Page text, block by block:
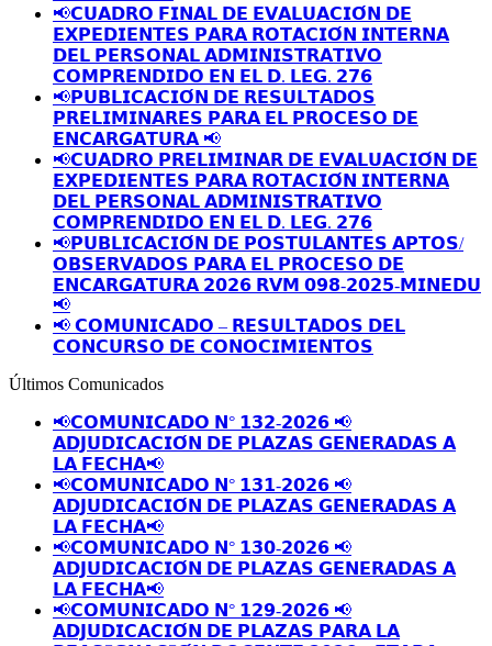
📢𝗖𝗨𝗔𝗗𝗥𝗢 𝗙𝗜𝗡𝗔𝗟 𝗗𝗘 𝗘𝗩𝗔𝗟𝗨𝗔𝗖𝗜𝗢́𝗡 𝗗𝗘
𝗘𝗫𝗣𝗘𝗗𝗜𝗘𝗡𝗧𝗘𝗦 𝗣𝗔𝗥𝗔 𝗥𝗢𝗧𝗔𝗖𝗜𝗢́𝗡 𝗜𝗡𝗧𝗘𝗥𝗡𝗔
𝗗𝗘𝗟 𝗣𝗘𝗥𝗦𝗢𝗡𝗔𝗟 𝗔𝗗𝗠𝗜𝗡𝗜𝗦𝗧𝗥𝗔𝗧𝗜𝗩𝗢
𝗖𝗢𝗠𝗣𝗥𝗘𝗡𝗗𝗜𝗗𝗢 𝗘𝗡 𝗘𝗟 𝗗. 𝗟𝗘𝗚. 𝟮𝟳𝟲
📢𝗣𝗨𝗕𝗟𝗜𝗖𝗔𝗖𝗜𝗢́𝗡 𝗗𝗘 𝗥𝗘𝗦𝗨𝗟𝗧𝗔𝗗𝗢𝗦
𝗣𝗥𝗘𝗟𝗜𝗠𝗜𝗡𝗔𝗥𝗘𝗦 𝗣𝗔𝗥𝗔 𝗘𝗟 𝗣𝗥𝗢𝗖𝗘𝗦𝗢 𝗗𝗘
𝗘𝗡𝗖𝗔𝗥𝗚𝗔𝗧𝗨𝗥𝗔 📢
📢𝗖𝗨𝗔𝗗𝗥𝗢 𝗣𝗥𝗘𝗟𝗜𝗠𝗜𝗡𝗔𝗥 𝗗𝗘 𝗘𝗩𝗔𝗟𝗨𝗔𝗖𝗜𝗢́𝗡 𝗗𝗘
𝗘𝗫𝗣𝗘𝗗𝗜𝗘𝗡𝗧𝗘𝗦 𝗣𝗔𝗥𝗔 𝗥𝗢𝗧𝗔𝗖𝗜𝗢́𝗡 𝗜𝗡𝗧𝗘𝗥𝗡𝗔
𝗗𝗘𝗟 𝗣𝗘𝗥𝗦𝗢𝗡𝗔𝗟 𝗔𝗗𝗠𝗜𝗡𝗜𝗦𝗧𝗥𝗔𝗧𝗜𝗩𝗢
𝗖𝗢𝗠𝗣𝗥𝗘𝗡𝗗𝗜𝗗𝗢 𝗘𝗡 𝗘𝗟 𝗗. 𝗟𝗘𝗚. 𝟮𝟳𝟲
📢𝗣𝗨𝗕𝗟𝗜𝗖𝗔𝗖𝗜𝗢́𝗡 𝗗𝗘 𝗣𝗢𝗦𝗧𝗨𝗟𝗔𝗡𝗧𝗘𝗦 𝗔𝗣𝗧𝗢𝗦/
𝗢𝗕𝗦𝗘𝗥𝗩𝗔𝗗𝗢𝗦 𝗣𝗔𝗥𝗔 𝗘𝗟 𝗣𝗥𝗢𝗖𝗘𝗦𝗢 𝗗𝗘
𝗘𝗡𝗖𝗔𝗥𝗚𝗔𝗧𝗨𝗥𝗔 𝟮𝟬𝟮𝟲 𝗥𝗩𝗠 𝟬𝟵𝟴-𝟮𝟬𝟮𝟱-𝗠𝗜𝗡𝗘𝗗𝗨
📢
📢 𝗖𝗢𝗠𝗨𝗡𝗜𝗖𝗔𝗗𝗢 – 𝗥𝗘𝗦𝗨𝗟𝗧𝗔𝗗𝗢𝗦 𝗗𝗘𝗟
𝗖𝗢𝗡𝗖𝗨𝗥𝗦𝗢 𝗗𝗘 𝗖𝗢𝗡𝗢𝗖𝗜𝗠𝗜𝗘𝗡𝗧𝗢𝗦
Últimos Comunicados
📢𝗖𝗢𝗠𝗨𝗡𝗜𝗖𝗔𝗗𝗢 𝗡° 𝟭𝟯𝟮-𝟮𝟬𝟮𝟲 📢
𝗔𝗗𝗝𝗨𝗗𝗜𝗖𝗔𝗖𝗜𝗢́𝗡 𝗗𝗘 𝗣𝗟𝗔𝗭𝗔𝗦 𝗚𝗘𝗡𝗘𝗥𝗔𝗗𝗔𝗦 𝗔
𝗟𝗔 𝗙𝗘𝗖𝗛𝗔📢
📢𝗖𝗢𝗠𝗨𝗡𝗜𝗖𝗔𝗗𝗢 𝗡° 𝟭𝟯𝟭-𝟮𝟬𝟮𝟲 📢
𝗔𝗗𝗝𝗨𝗗𝗜𝗖𝗔𝗖𝗜𝗢́𝗡 𝗗𝗘 𝗣𝗟𝗔𝗭𝗔𝗦 𝗚𝗘𝗡𝗘𝗥𝗔𝗗𝗔𝗦 𝗔
𝗟𝗔 𝗙𝗘𝗖𝗛𝗔📢
📢𝗖𝗢𝗠𝗨𝗡𝗜𝗖𝗔𝗗𝗢 𝗡° 𝟭𝟯𝟬-𝟮𝟬𝟮𝟲 📢
𝗔𝗗𝗝𝗨𝗗𝗜𝗖𝗔𝗖𝗜𝗢́𝗡 𝗗𝗘 𝗣𝗟𝗔𝗭𝗔𝗦 𝗚𝗘𝗡𝗘𝗥𝗔𝗗𝗔𝗦 𝗔
𝗟𝗔 𝗙𝗘𝗖𝗛𝗔📢
📢𝗖𝗢𝗠𝗨𝗡𝗜𝗖𝗔𝗗𝗢 𝗡° 𝟭𝟮𝟵-𝟮𝟬𝟮𝟲 📢
𝗔𝗗𝗝𝗨𝗗𝗜𝗖𝗔𝗖𝗜𝗢́𝗡 𝗗𝗘 𝗣𝗟𝗔𝗭𝗔𝗦 𝗣𝗔𝗥𝗔 𝗟𝗔